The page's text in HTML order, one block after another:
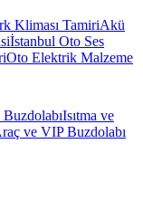
Kliması TamiriAkü
İstanbul Oto Ses
Oto Elektrik Malzeme
Isıtma ve
ve VIP Buzdolabı